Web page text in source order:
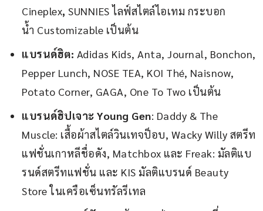
Cineplex, SUNNIES ไลฟ์สไตล์ไอเทม กระบอก
น้ำ Customizable เป็นต้น
แบรนด์ฮิต: Adidas Kids, Anta, Journal, Bonchon,
Pepper Lunch, NOSE TEA, KOI Thé, Naisnow,
Potato Corner, GAGA, One To Two เป็นต้น
แบรนด์ฮิปเจาะ Young Gen: Daddy & The
Muscle: เสื้อผ้าสไตล์วินเทจป็อบ, Wacky Willy สตรีท
แฟชั่นเกาหลีชื่อดัง, Matchbox และ Freak: มัลติแบ
รนด์สตรีทแฟชั่น และ KIS มัลติแบรนด์ Beauty
Store ในเครือเซ็นทรัลรีเทล